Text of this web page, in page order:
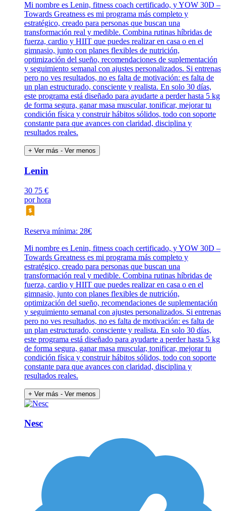
Mi nombre es Lenin, fitness coach certificado, y YOW 30D –
Towards Greatness es mi programa más completo y
estratégico, creado para personas que buscan una
transformación real y medible. Combina rutinas híbridas de
fuerza, cardio y HIIT que puedes realizar en casa o en el
gimnasio, junto con planes flexibles de nutrición,
optimización del sueño, recomendaciones de suplementación
y seguimiento semanal con ajustes personalizados. Si entrenas
pero no ves resultados, no es falta de motivación: es falta de
un plan estructurado, consciente y realista. En solo 30 días,
este programa está diseñado para ayudarte a perder hasta 5 kg
de forma segura, ganar masa muscular, tonificar, mejorar tu
condición física y construir hábitos sólidos, todo con soporte
constante para que avances con claridad, disciplina y
resultados reales.
+ Ver más - Ver menos
Lenin
30 75 €
por hora
Reserva mínima: 28€
Mi nombre es Lenin, fitness coach certificado, y YOW 30D –
Towards Greatness es mi programa más completo y
estratégico, creado para personas que buscan una
transformación real y medible. Combina rutinas híbridas de
fuerza, cardio y HIIT que puedes realizar en casa o en el
gimnasio, junto con planes flexibles de nutrición,
optimización del sueño, recomendaciones de suplementación
y seguimiento semanal con ajustes personalizados. Si entrenas
pero no ves resultados, no es falta de motivación: es falta de
un plan estructurado, consciente y realista. En solo 30 días,
este programa está diseñado para ayudarte a perder hasta 5 kg
de forma segura, ganar masa muscular, tonificar, mejorar tu
condición física y construir hábitos sólidos, todo con soporte
constante para que avances con claridad, disciplina y
resultados reales.
+ Ver más - Ver menos
Nesc